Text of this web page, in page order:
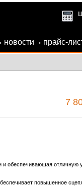
• новости • прайс-
7
обеспечивающая отличную
повышенное